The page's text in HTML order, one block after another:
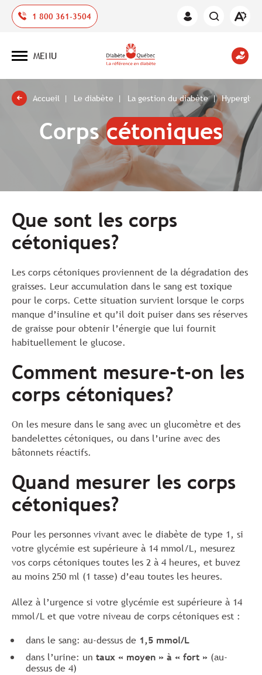
1 800 361-3504
Espace
Ouvrir
Ouvrir
site
MENU
Accueil Le diabète La gestion du diabète
Corpscétoniques
Que sont les corps
cétoniques?
Les corps cétoniques proviennent de la dégradation des
graisses. Leur accumulation dans le sang est toxique
pour le corps. Cette situation survient lorsque le corps
manque d’insuline et qu’il doit puiser dans ses réserves
de graisse pour obtenir l’énergie que lui fournit
habituellement le glucose.
Comment mesure-t-on les
corps cétoniques?
On les mesure dans le sang avec un glucomètre et des
bandelettes cétoniques, ou dans l’urine avec des
bâtonnets réactifs.
Quand mesurer les corps
cétoniques?
Pour les personnes vivant avec le diabète de type 1, si
votre glycémie est supérieure à 14 mmol/L, mesurez
vos corps cétoniques toutes les 2 à 4 heures, et buvez
au moins 250 ml (1 tasse) d’eau toutes les heures.
Allez à l’urgence si votre glycémie est supérieure à 14
mmol/L et que votre niveau de corps cétoniques est :
dans le sang: au-dessus de 1,5 mmol/L
dans l’urine: un taux « moyen » à « fort » (au-
dessus de 4)